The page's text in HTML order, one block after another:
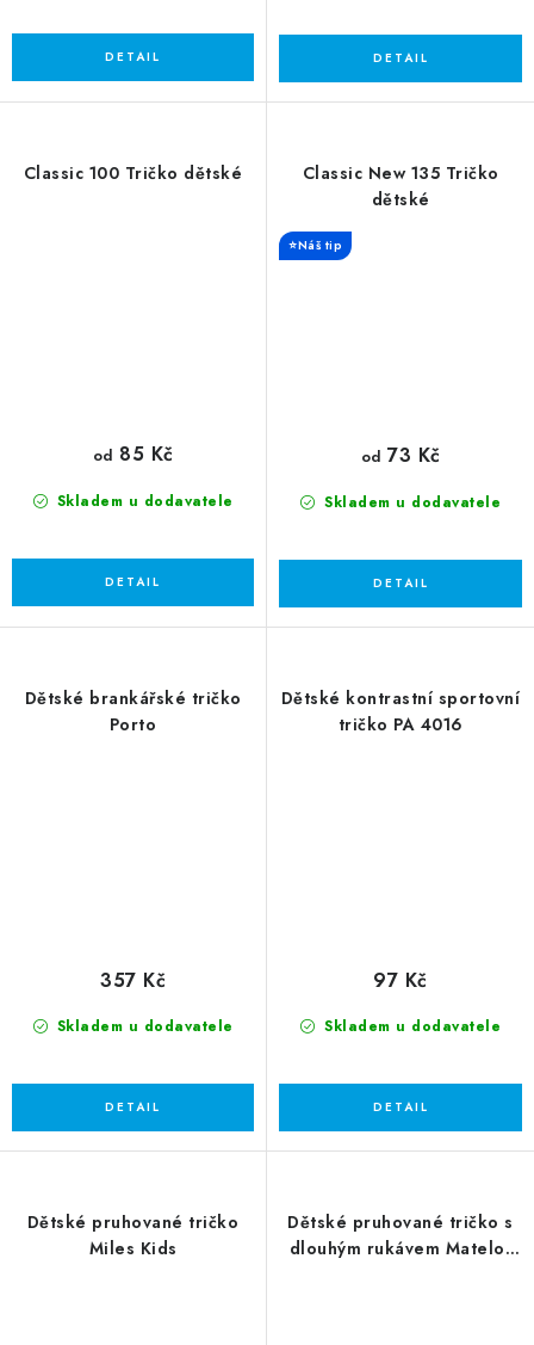
Classic 100 Tričko dětské
Skladem u dodavatele
od 85 Kč
Classic New 135 Tričko
dětské
⭐Náš tip
Skladem u dodavatele
od 73 Kč
Dětské brankářské tričko
Porto
Skladem u dodavatele
357 Kč
Dětské kontrastní sportovní
tričko PA 4016
Skladem u dodavatele
97 Kč
Dětské pruhované tričko
Miles Kids
Dětské pruhované tričko s
dlouhým rukávem Matelot